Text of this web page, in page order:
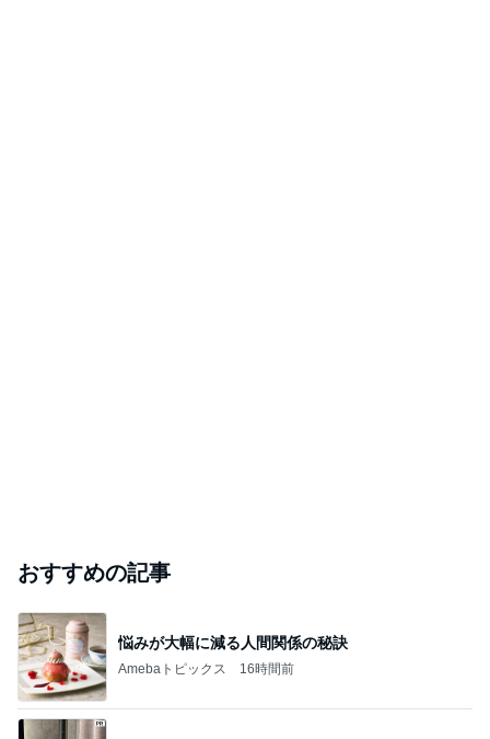
おすすめの記事
悩みが大幅に減る人間関係の秘訣
Amebaトピックス 16時間前